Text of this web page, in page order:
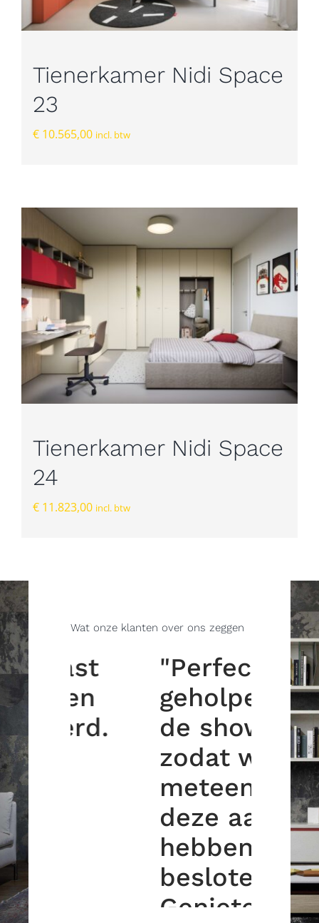
Tienerkamer Nidi Space
23
€10.565,00 incl. btw
Tienerkamer Nidi Space
24
€11.823,00 incl. btw
Wat onze klanten over ons zeggen
"Perfect
geholpen in
de showroom
zodat we ook
meteen tot
deze aankoop
hebben
besloten.
Genieten er